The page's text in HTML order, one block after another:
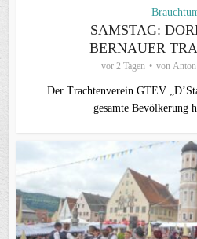
SAMSTAG:
BERNAUER
vor 2 Tagen von Anton
Der Trachtenverein GTEV
gesamte Bevölkerung